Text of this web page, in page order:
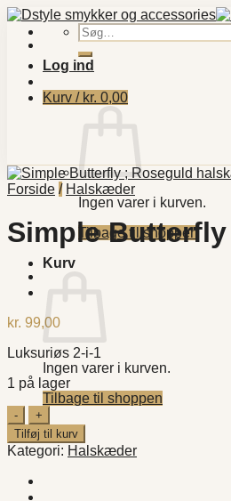
Fortsæt
indhold
Søg
efter:
Log ind
Kurv / kr. 0,00
Ingen varer i kurven.
Tilbage til shoppen
Kurv
Ingen varer i kurven.
Tilbage til shoppen
Forside / Halskæder
Simple
kr. 99,00
Luksuriøs 2-i-1
1 på lager
Simple
Butterfly
;
Roseguld
halskæde
antal
Tilføj til kurv
Kategori: Halskæder